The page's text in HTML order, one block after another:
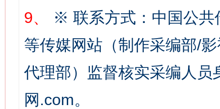
9、
※ 联系方式：中国公共
等传媒网站（制作采编部/
代理部）监督核实采编人员
网.com。